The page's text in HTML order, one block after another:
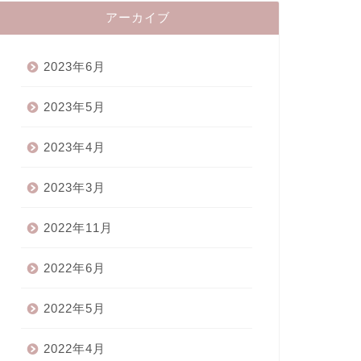
アーカイブ
2023年6月
2023年5月
2023年4月
2023年3月
2022年11月
2022年6月
2022年5月
2022年4月